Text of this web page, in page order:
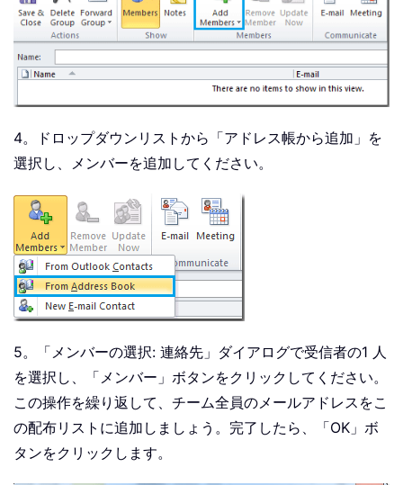
4。ドロップダウンリストから「アドレス帳から追加」を
選択し、メンバーを追加してください。
5。「メンバーの選択: 連絡先」ダイアログで受信者の1 人
を選択し、「メンバー」ボタンをクリックしてください。
この操作を繰り返して、チーム全員のメールアドレスをこ
の配布リストに追加しましょう。完了したら、「OK」ボ
タンをクリックします。